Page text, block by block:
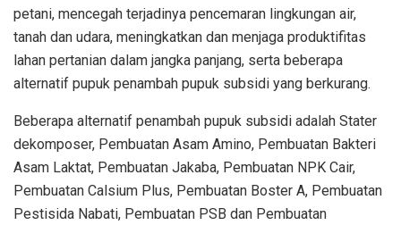
petani, mencegah terjadinya pencemaran lingkungan air,
tanah dan udara, meningkatkan dan menjaga produktifitas
lahan pertanian dalam jangka panjang, serta beberapa
alternatif pupuk penambah pupuk subsidi yang berkurang.
Beberapa alternatif penambah pupuk subsidi adalah Stater
dekomposer, Pembuatan Asam Amino, Pembuatan Bakteri
Asam Laktat, Pembuatan Jakaba, Pembuatan NPK Cair,
Pembuatan Calsium Plus, Pembuatan Boster A, Pembuatan
Pestisida Nabati, Pembuatan PSB dan Pembuatan